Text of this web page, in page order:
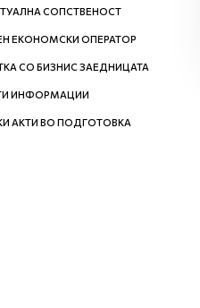
СОПСТВЕНОСТ
ЕКОНОМСКИ ОПЕРАТОР
СО БИЗНИС ЗАЕДНИЦАТА
ИНФОРМАЦИИ
АКТИ ВО ПОДГОТОВКА